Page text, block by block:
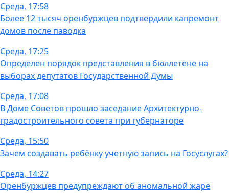
Среда, 17:58
Более 12 тысяч оренбуржцев подтвердили капремонт
домов после паводка
Среда, 17:25
Определен порядок представления в бюллетене на
выборах депутатов Государственной Думы
Среда, 17:08
В Доме Советов прошло заседание Архитектурно-
градостроительного совета при губернаторе
Среда, 15:50
Зачем создавать ребёнку учетную запись на Госуслугах?
Среда, 14:27
Оренбуржцев предупреждают об аномальной жаре